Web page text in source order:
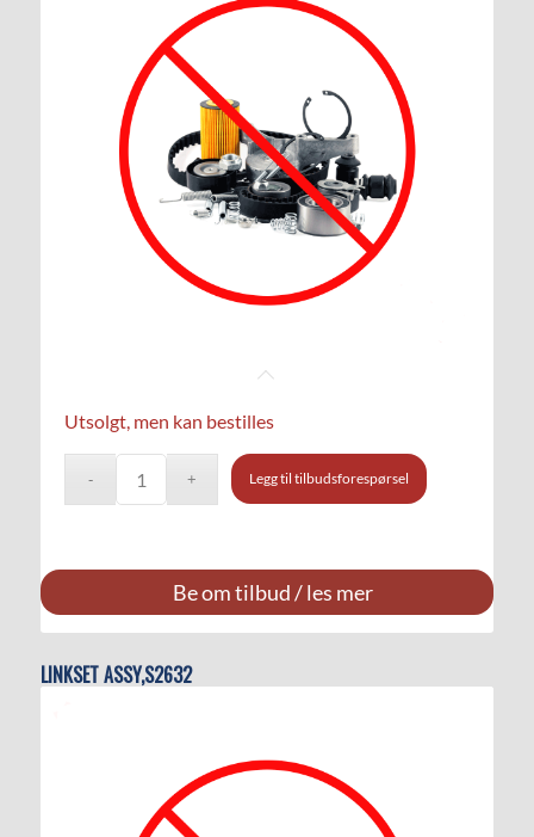
Utsolgt, men kan bestilles
Legg til tilbudsforespørsel
Be om tilbud / les mer
LINKSET ASSY,S2632